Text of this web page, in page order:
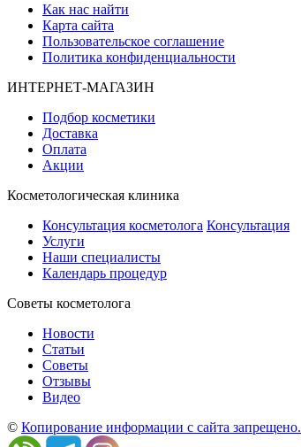
Как нас найти
Карта сайта
Пользовательское соглашение
Политика конфиденциальности
ИНТЕРНЕТ-МАГАЗИН
Подбор косметики
Доставка
Оплата
Акции
Косметологическая клиника
Консультация косметолога Консультация
Услуги
Наши специалисты
Календарь процедур
Cоветы косметолога
Новости
Статьи
Советы
Отзывы
Видео
© Копирование информации с сайта запрещено.